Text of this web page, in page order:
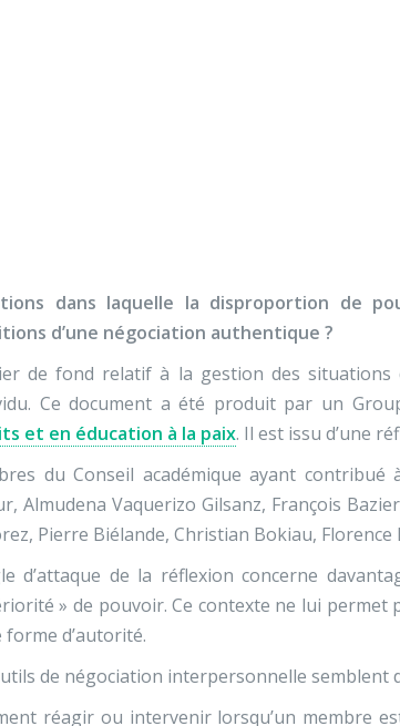
dans laquelle la disproportion de
d’une négociation authentique ?
de fond relatif à la gestion des
Ce document a été produit par un
et en éducation à la paix. Il est issu d’une
du Conseil académique ayant
Almudena Vaquerizo Gilsanz, François
Pierre Biélande, Christian Bokiau, Florence
d’attaque de la réflexion concerne
» de pouvoir. Ce contexte ne lui
forme d’autorité.
de négociation interpersonnelle semblent
réagir ou intervenir lorsqu’un membre